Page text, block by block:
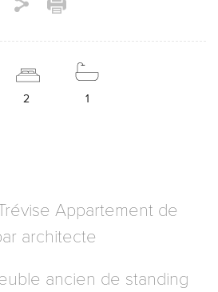
2 1
Appartement de
architecte
ancien de standing